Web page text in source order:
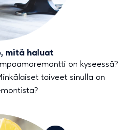
mitä haluat
on kyseessä?
toiveet sinulla on